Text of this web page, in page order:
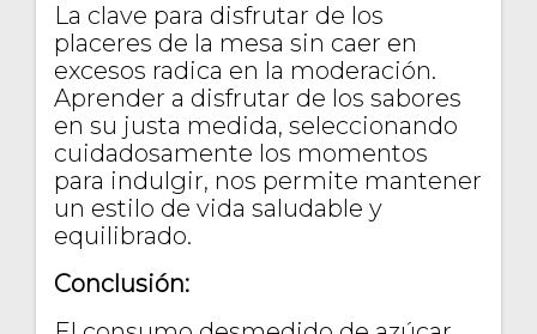
La clave para disfrutar de los
placeres de la mesa sin caer en
excesos radica en la moderación.
Aprender a disfrutar de los sabores
en su justa medida, seleccionando
cuidadosamente los momentos
para indulgir, nos permite mantener
un estilo de vida saludable y
equilibrado.
Conclusión: